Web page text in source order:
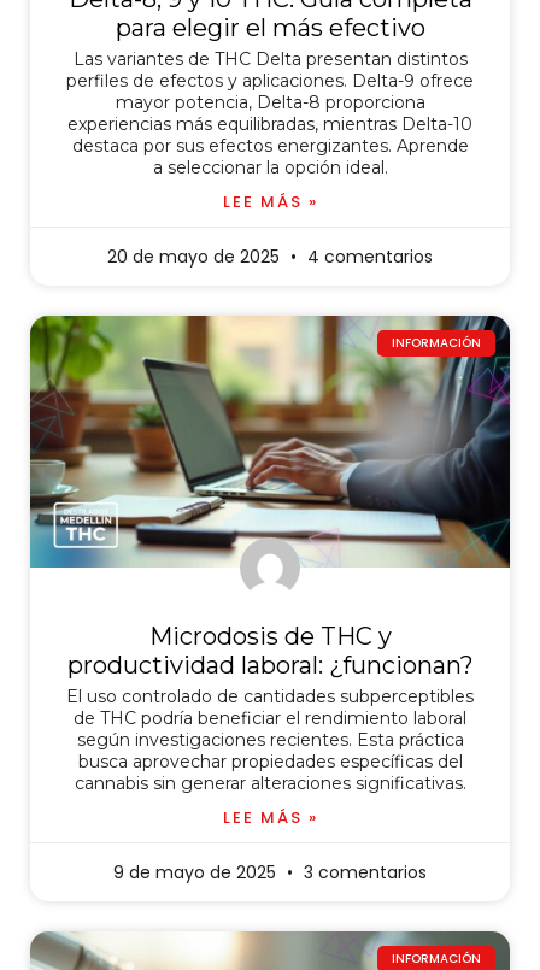
para elegir el más efectivo
Las variantes de THC Delta presentan distintos
perfiles de efectos y aplicaciones. Delta-9 ofrece
mayor potencia, Delta-8 proporciona
experiencias más equilibradas, mientras Delta-10
destaca por sus efectos energizantes. Aprende
a seleccionar la opción ideal.
LEE MÁS »
20 de mayo de 2025 4 comentarios
INFORMACIÓN
Microdosis de THC y
productividad laboral: ¿funcionan?
El uso controlado de cantidades subperceptibles
de THC podría beneficiar el rendimiento laboral
según investigaciones recientes. Esta práctica
busca aprovechar propiedades específicas del
cannabis sin generar alteraciones significativas.
LEE MÁS »
9 de mayo de 2025 3 comentarios
INFORMACIÓN